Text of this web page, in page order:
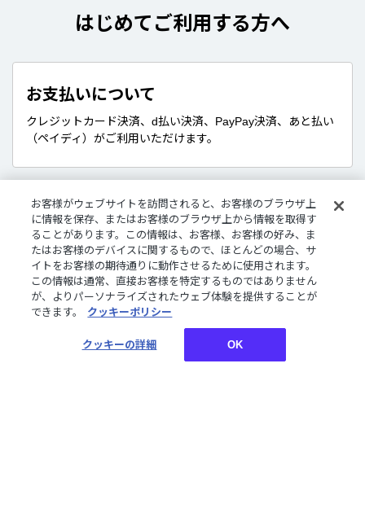
はじめてご利用する方へ
お支払いについて
クレジットカード決済、d払い決済、PayPay決済、あと払い
（ペイディ）がご利用いただけます。
販売商品について
デジタルグッズはダウンロード商品です。
さまざまな企画やコンセプトに沿ったライバーたちのボイ
ス、特典壁紙をご購入いただけます。
お買い物についてご案内しております。詳しくはご利用ガ
イドをご確認ください。
お客様がウェブサイトを訪問されると、お客様のブラウザ上
に情報を保存、またはお客様のブラウザ上から情報を取得す
ることがあります。この情報は、お客様、お客様の好み、ま
たはお客様のデバイスに関するもので、ほとんどの場合、サ
イトをお客様の期待通りに動作させるために使用されます。
この情報は通常、直接お客様を特定するものではありません
が、よりパーソナライズされたウェブ体験を提供することが
できます。
クッキーポリシー
クッキーの詳細 OK